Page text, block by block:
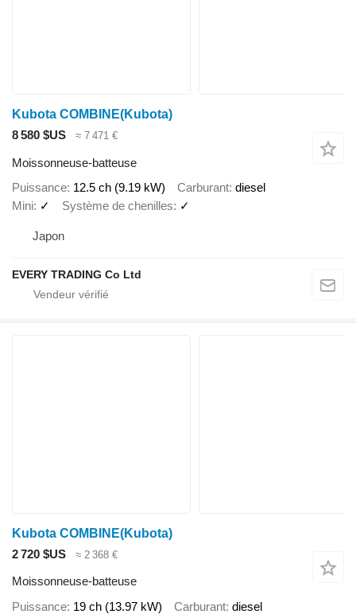
Kubota COMBINE(Kubota)
8 580 $US
≈ 7 471 €
Moissonneuse-batteuse
Puissance 12.5 ch (9.19 kW) Carburant diesel
Mini ✓ Système de chenilles ✓
Japon
EVERY TRADING Co Ltd
Kubota COMBINE(Kubota)
2 720 $US
≈ 2 368 €
Moissonneuse-batteuse
Puissance 19 ch (13.97 kW) Carburant diesel